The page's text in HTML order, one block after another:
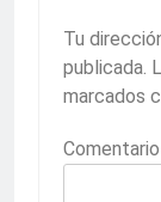
Tu
publicada.
marcados
Comentario